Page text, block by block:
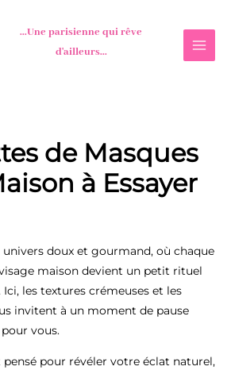
...Une parisienne qui rêve
d'ailleurs...
de Masques
à Essayer
univers doux et gourmand, où chaque
maison devient un petit rituel
les textures crémeuses et les
invitent à un moment de pause
vous.
pensé pour révéler votre éclat naturel,